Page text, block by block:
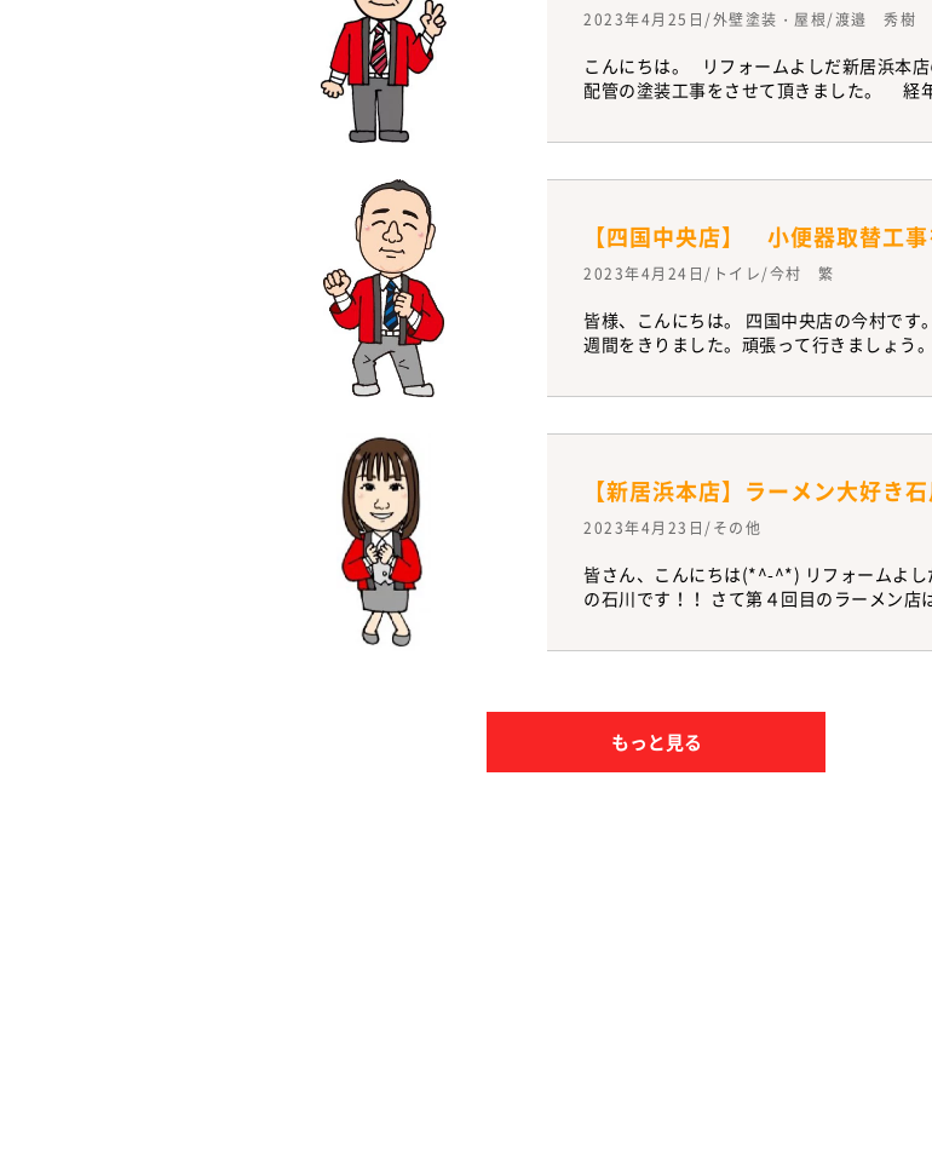
2023年4月25日/外壁塗装・屋根/渡邉 秀樹
こんにちは。 リフォームよしだ新居浜本店の渡邉です。
配管の塗装工事をさせて頂きました。 経年等により表面
が、美観上は好ましい状態ではありませんでし
2023年4月24日/トイレ/今村 繁
皆様、こんにちは。 四国中央店の今村です
週間をきりました。頑張って行きましょう
となりました。 工事内容としては・・・ ①
（TOTO）+小便器フラッシュバルブ。 施主
快適にご利用出来るように小便器 取替工事
一度ご相談してください(^_-)-☆♡ アドバイ
悩みをお聴きし快適な生活へと導きます。
2023年4月23日/その他
皆さん、こんにちは(*^-^*) リフォームよしだ新居浜本店
の石川です！！ さて第４回目のラーメン店は・・・・ 新
ても美味しいんですが私はこちらの豚骨ラ
ンに少し溶かしても最高！ ラーメンブログ書いてると、な
んだかお腹が減ってきちゃいます（笑） また次回をお楽し
みに～～～( *´艸｀)
もっと見る